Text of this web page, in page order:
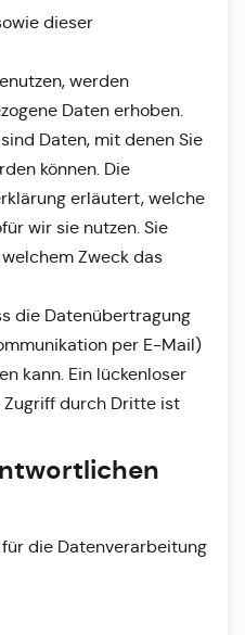
dieser
werden
Daten erhoben.
Daten, mit denen Sie
können. Die
erläutert, welche
wir sie nutzen. Sie
Zweck das
die Datenübertragung
per E-Mail)
kann. Ein lückenloser
Zugriff durch Dritte ist
die Datenverarbeitung